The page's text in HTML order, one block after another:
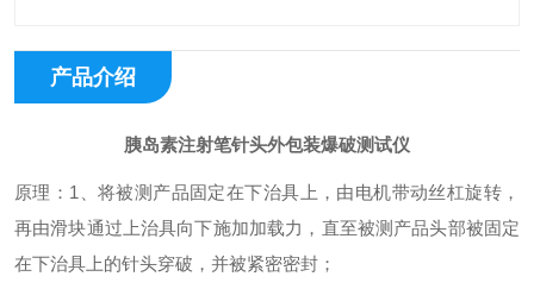
产品介绍
胰岛素注射笔针头外包装爆破测试仪
原理：1、将被测产品固定在下治具上，由电机带动丝杠旋转，
再由滑块通过上治具向下施加加载力，直至被测产品头部被固定
在下治具上的针头穿破，并被紧密密封；